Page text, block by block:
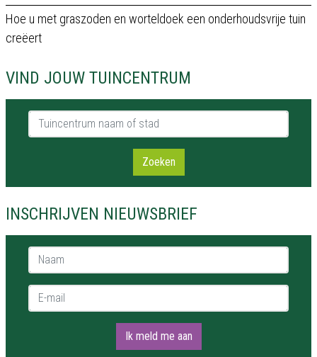
Hoe u met graszoden en worteldoek een onderhoudsvrije tuin
creëert
VIND JOUW TUINCENTRUM
Tuincentrum naam of stad
Zoeken
INSCHRIJVEN NIEUWSBRIEF
Naam *
E-mail *
Ik meld me aan